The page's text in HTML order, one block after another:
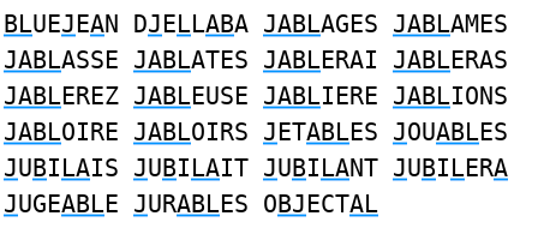
BLUEJEAN DJELLABA JABLAGES JABLAMES
JABLASSE JABLATES JABLERAI JABLERAS
JABLEREZ JABLEUSE JABLIERE JABLIONS
JABLOIRE JABLOIRS JETABLES JOUABLES
JUBILAIS JUBILAIT JUBILANT JUBILERA
JUGEABLE JURABLES OBJECTAL